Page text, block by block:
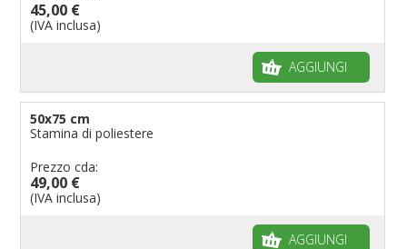
45,00 €
(IVA inclusa)
AGGIUNGI
50x75 cm
Stamina di poliestere
Prezzo cda:
49,00 €
(IVA inclusa)
AGGIUNGI